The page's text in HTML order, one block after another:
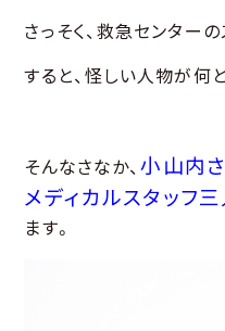
さっそく、救急センター
すると、怪しい人物が何
そんなさなか、小山内
メディカルスタッフ
ます。